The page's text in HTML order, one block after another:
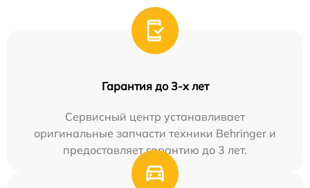
Гарантия до 3-х лет
Сервисный центр устанавливает
оригинальные запчасти техники Behringer и
предоставляет гарантию до 3 лет.